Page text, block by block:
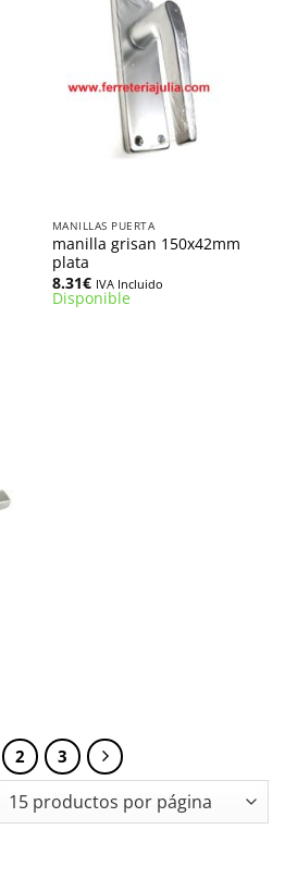
MANILLAS PUERTA
manilla grisan 150x42mm
plata
8.31€ IVA Incluido
Disponible
2 3